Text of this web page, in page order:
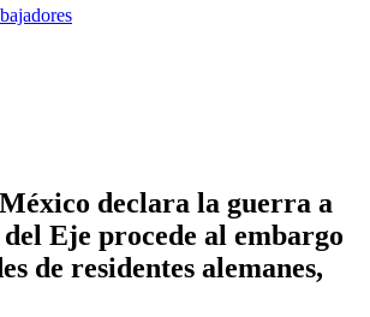
declara la guerra a
Eje procede al embargo
de residentes alemanes,